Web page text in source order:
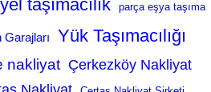
taşımacılık parça eşya taşıma
Garajları Yük Taşımacılığı
nakliyat Çerkezköy Nakliyat